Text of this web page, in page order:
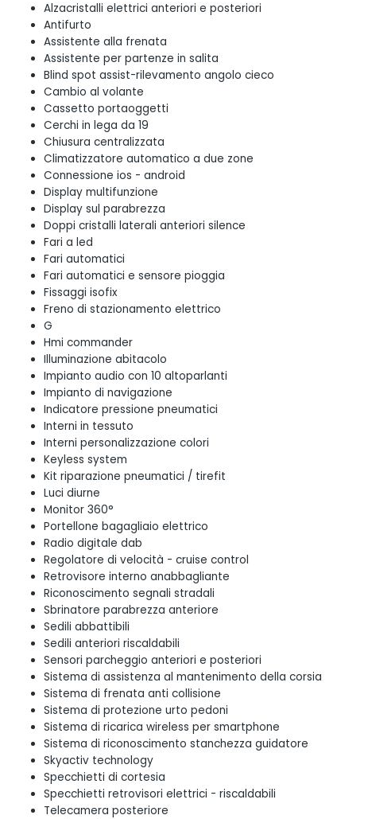
Alzacristalli elettrici anteriori e posteriori
Antifurto
Assistente alla frenata
Assistente per partenze in salita
Blind spot assist-rilevamento angolo cieco
Cambio al volante
Cassetto portaoggetti
Cerchi in lega da 19
Chiusura centralizzata
Climatizzatore automatico a due zone
Connessione ios - android
Display multifunzione
Display sul parabrezza
Doppi cristalli laterali anteriori silence
Fari a led
Fari automatici
Fari automatici e sensore pioggia
Fissaggi isofix
Freno di stazionamento elettrico
G
Hmi commander
Illuminazione abitacolo
Impianto audio con 10 altoparlanti
Impianto di navigazione
Indicatore pressione pneumatici
Interni in tessuto
Interni personalizzazione colori
Keyless system
Kit riparazione pneumatici / tirefit
Luci diurne
Monitor 360°
Portellone bagagliaio elettrico
Radio digitale dab
Regolatore di velocità - cruise control
Retrovisore interno anabbagliante
Riconoscimento segnali stradali
Sbrinatore parabrezza anteriore
Sedili abbattibili
Sedili anteriori riscaldabili
Sensori parcheggio anteriori e posteriori
Sistema di assistenza al mantenimento della corsia
Sistema di frenata anti collisione
Sistema di protezione urto pedoni
Sistema di ricarica wireless per smartphone
Sistema di riconoscimento stanchezza guidatore
Skyactiv technology
Specchietti di cortesia
Specchietti retrovisori elettrici - riscaldabili
Telecamera posteriore